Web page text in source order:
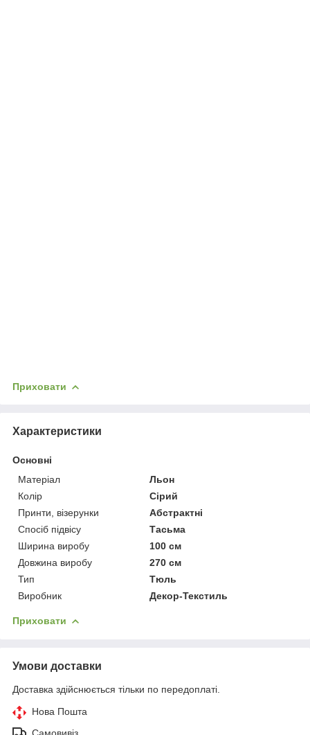
Приховати
Характеристики
Основні
Матеріал
Льон
Колір
Сірий
Принти, візерунки
Абстрактні
Спосіб підвісу
Тасьма
Ширина виробу
100 см
Довжина виробу
270 см
Тип
Тюль
Виробник
Декор-Текстиль
Приховати
Умови доставки
Доставка здійснюється тільки по передоплаті.
Нова Пошта